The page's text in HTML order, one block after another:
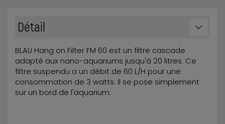
Détail
BLAU Hang on Filter FM 60 est un filtre cascade
adapté aux nano-aquariums jusqu'à 20 litres. Ce
filtre suspendu a un débit de 60 L/H pour une
consommation de 3 watts. Il se pose simplement
sur un bord de l'aquarium.